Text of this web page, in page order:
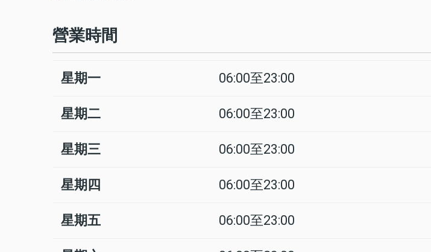
營業時間
日
Time
回
星期一 06:00至23:00
星期二 06:00至23:00
星期三 06:00至23:00
星期四 06:00至23:00
星期五 06:00至23:00